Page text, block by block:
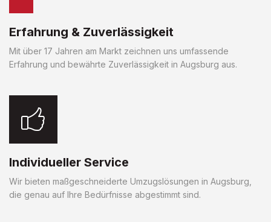
Erfahrung & Zuverlässigkeit
Mit über 17 Jahren am Markt zeichnen uns umfassende
Erfahrung und bewährte Zuverlässigkeit in Augsburg aus.
Individueller Service
Wir bieten maßgeschneiderte Umzugslösungen in Augsburg,
die genau auf Ihre Bedürfnisse abgestimmt sind.